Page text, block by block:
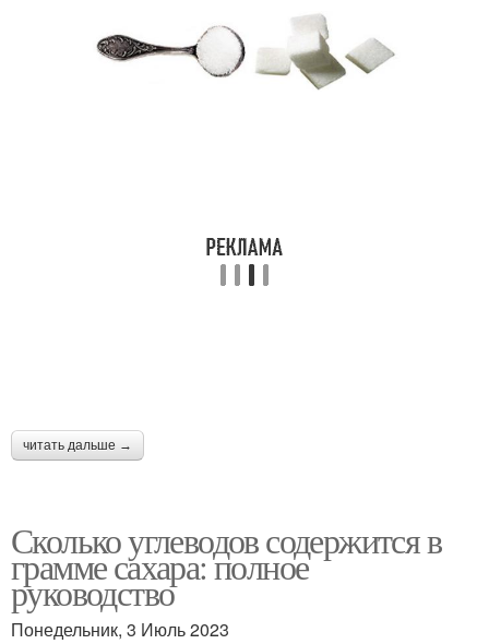
читать дальше →
Сколько углеводов содержится в
грамме сахара: полное
руководство
Понедельник, 3 Июль 2023